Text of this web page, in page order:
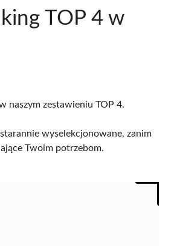
TOP 4 w
naszym zestawieniu TOP 4.
wyselekcjonowane, zanim
Twoim potrzebom.